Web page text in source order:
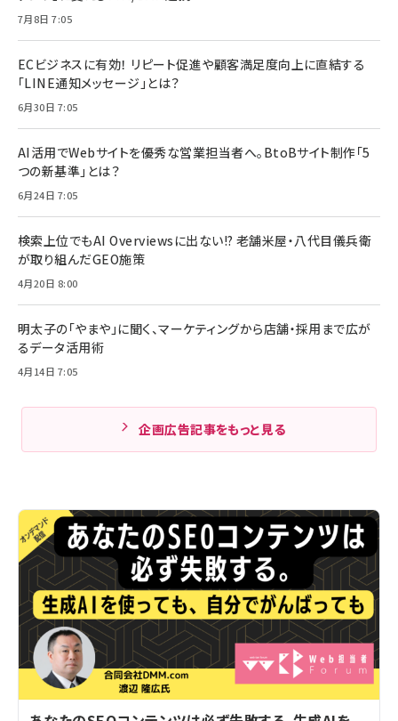
7月8日 7:05
ECビジネスに有効！ リピート促進や顧客満足度向上に直結する
「LINE通知メッセージ」とは？
6月30日 7:05
AI活用でWebサイトを優秀な営業担当者へ。BtoBサイト制作「5
つの新基準」とは？
6月24日 7:05
検索上位でもAI Overviewsに出ない!? 老舗米屋・八代目儀兵衛
が取り組んだGEO施策
4月20日 8:00
明太子の「やまや」に聞く、マーケティングから店舗・採用まで広が
るデータ活用術
4月14日 7:05
企画広告記事をもっと見る